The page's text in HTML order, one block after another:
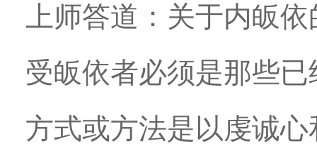
上师答道：关于内皈
受皈依者必须是那些
方式或方法是以虔诚